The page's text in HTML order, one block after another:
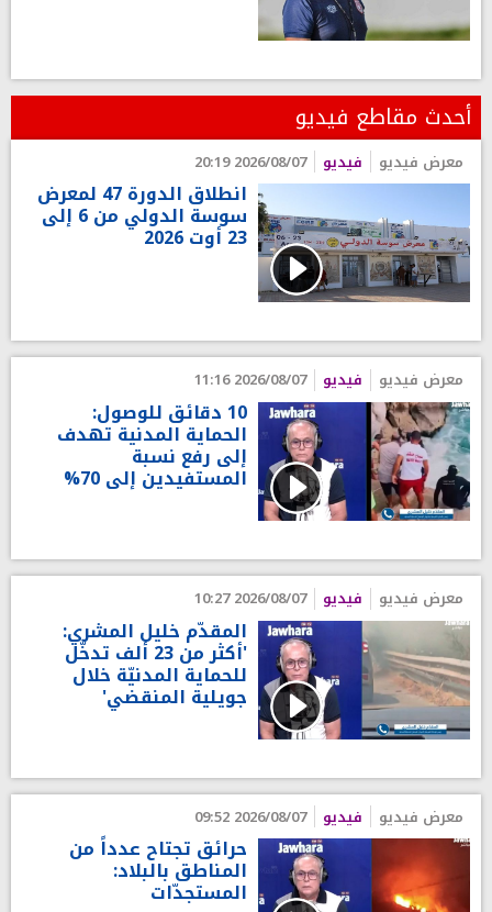
أحدث مقاطع فيديو
معرض فيديو فيديو 2026/08/07 20:19
انطلاق الدورة 47 لمعرض
سوسة الدولي من 6 إلى
23 أوت 2026
معرض فيديو فيديو 2026/08/07 11:16
10 دقائق للوصول:
الحماية المدنية تهدف
إلى رفع نسبة
المستفيدين إلى 70%
معرض فيديو فيديو 2026/08/07 10:27
المقدّم خليل المشري:
'أكثر من 23 ألف تدخّل
للحماية المدنيّة خلال
جويلية المنقضي'
معرض فيديو فيديو 2026/08/07 09:52
حرائق تجتاح عدداً من
المناطق بالبلاد:
المستجدّات